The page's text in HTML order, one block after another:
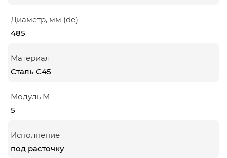
Диаметр, мм (de)
485
Материал
Сталь С45
Модуль М
5
Исполнение
под расточку